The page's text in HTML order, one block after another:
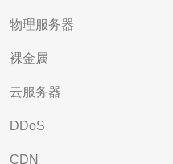
物理服务器
裸金属
云服务器
DDoS
CDN